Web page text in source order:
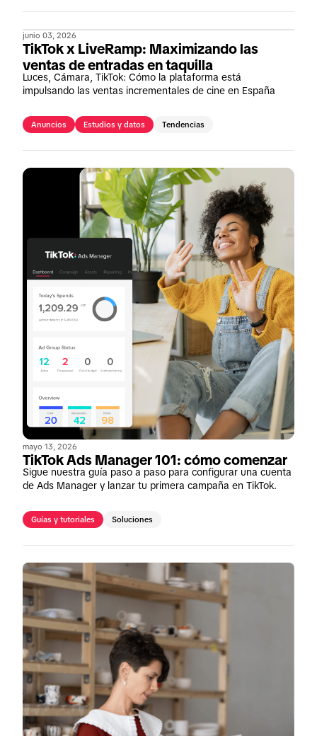
junio 03, 2026
TikTok x LiveRamp: Maximizando las
ventas de entradas en taquilla
Luces, Cámara, TikTok: Cómo la plataforma está
impulsando las ventas incrementales de cine en España
Anuncios Estudios y datos Tendencias
mayo 13, 2026
TikTok Ads Manager 101: cómo comenzar
Sigue nuestra guía paso a paso para configurar una cuenta
de Ads Manager y lanzar tu primera campaña en TikTok.
Guías y tutoriales Soluciones